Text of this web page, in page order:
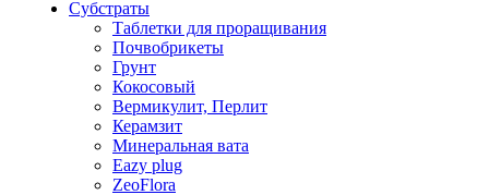
Субстраты
Таблетки для проращивания
Почвобрикеты
Грунт
Кокосовый
Вермикулит, Перлит
Керамзит
Минеральная вата
Eazy plug
ZeoFlora